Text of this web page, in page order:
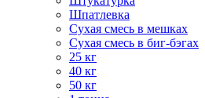
Шпатлевка
Сухая смесь в мешках
Сухая смесь в биг-бэгах
25 кг
40 кг
50 кг